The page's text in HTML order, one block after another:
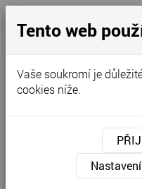
Pánské
Pánské
Tento web
Vaše soukromí je
cookies níže.
Nastavení